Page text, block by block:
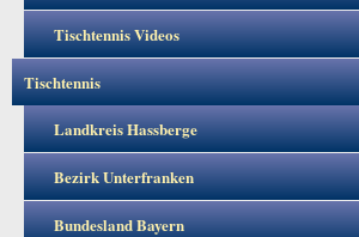
Tischtennis Videos
Tischtennis
Landkreis Hassberge
Bezirk Unterfranken
Bundesland Bayern